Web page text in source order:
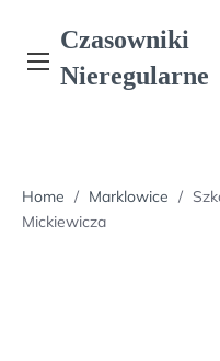
content
Czasowniki
Nieregularne
Home / Marklowice /
Mickiewicza